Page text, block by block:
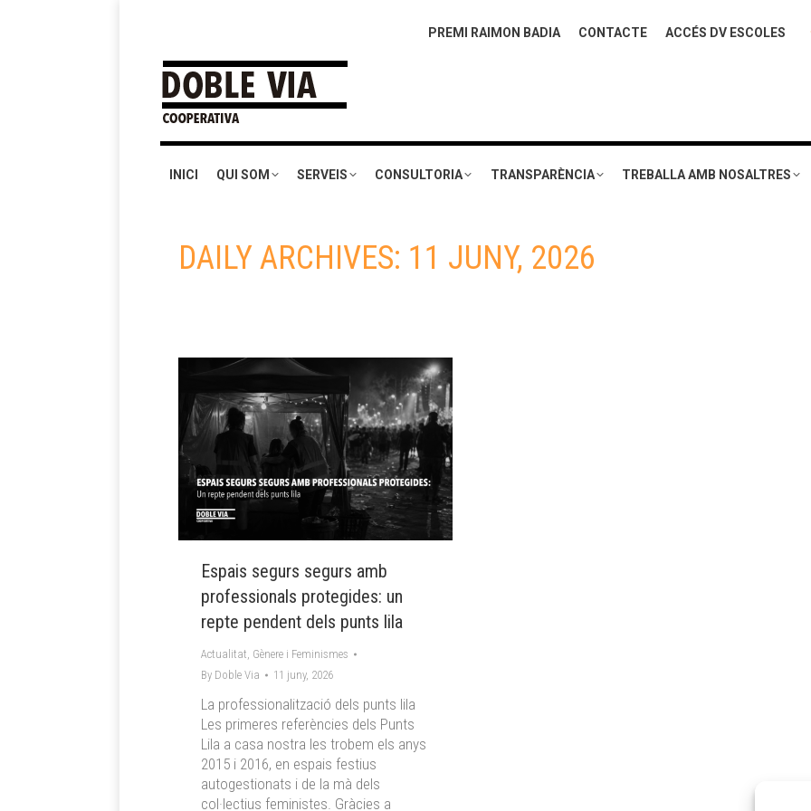
PREMI RAIMON BADIA CONTACTE ACCÉS DV ESCOLES
INICI QUI SOM SERVEIS CONSULTORIA TRANSPARÈNCIA TREBALLA AMB NOSALTRES
DAILY ARCHIVES: 11 JUNY, 2026
Espais segurs segurs amb
professionals protegides: un
repte pendent dels punts lila
Actualitat, Gènere i Feminismes
By Doble Via 11 juny, 2026
La professionalització dels punts lila
Les primeres referències dels Punts
Lila a casa nostra les trobem els anys
2015 i 2016, en espais festius
autogestionats i de la mà dels
col·lectius feministes. Gràcies a